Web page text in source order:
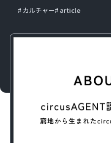
カルチャー article